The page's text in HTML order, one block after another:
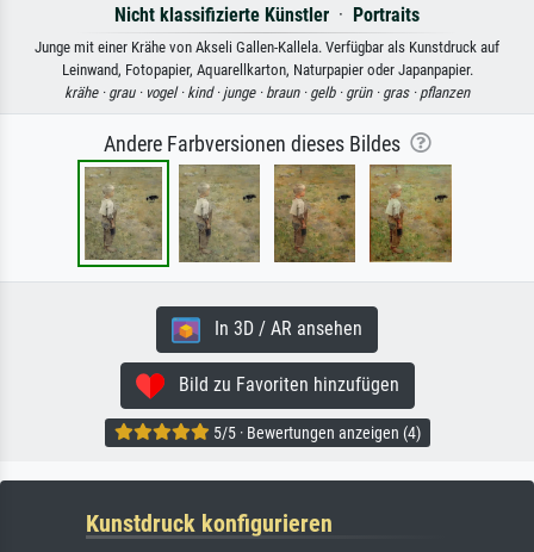
Nicht klassifizierte Künstler · Portraits
Junge mit einer Krähe von Akseli Gallen-Kallela. Verfügbar als Kunstdruck auf
Leinwand, Fotopapier, Aquarellkarton, Naturpapier oder Japanpapier.
krähe · grau · vogel · kind · junge · braun · gelb · grün · gras · pflanzen
Andere Farbversionen dieses Bildes
In 3D / AR ansehen
Bild zu Favoriten hinzufügen
5/5 · Bewertungen anzeigen (4)
Kunstdruck konfigurieren